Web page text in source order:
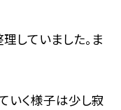
していました。ま
いく様子は少し寂